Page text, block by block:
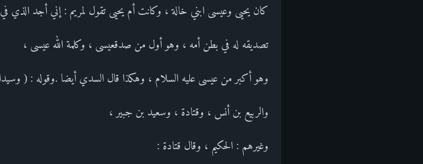
كان يحيى وعيسى ابني خالة ، وكانت أم يحيى تقول لمريم : إني أجد
تصديقه له في بطن أمه ، وهو أول من صدقعيسى ، وكلمة الله عيسى ،
وهو أكبر من عيسى عليه السلام ، وهكذا قال السدي أيضا .وقوله : ( وسيدا )
والربيع بن أنس ، وقتادة ، وسعيد بن جبير ،
وغيرهم : الحكيم ، وقال قتادة :